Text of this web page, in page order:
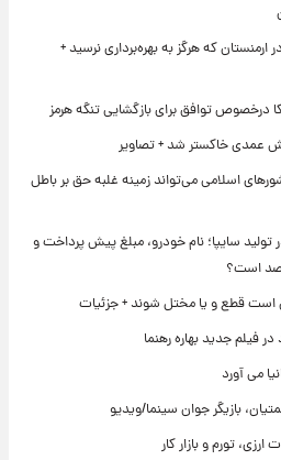
که هرگز به بهره‌برداری نرسید +
درخصوص توافق برای بازگشایی تنگه هرمز
اسلامی می‌تواند زمینه غلبه حق بر باطل
سایپا؛ نام خودرو، مبلغ پیش پرداخت و
است؟
است قطع و یا مختل شوند + جزئیات
فیلم جدید بهاره رهنما
می آورد
بازیگر جوان سینما/ویدیو
تورم و بازار کار